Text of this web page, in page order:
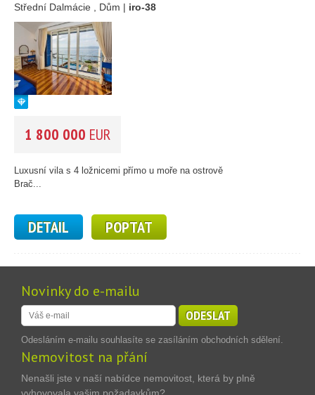
Střední Dalmácie , Dům | iro-38
1 800 000 EUR
Luxusní vila s 4 ložnicemi přímo u moře na ostrově
Brač...
DETAIL POPTAT
Novinky do e-mailu
ODESLAT
Odesláním e-mailu souhlasíte se zasíláním obchodních sdělení.
Nemovitost na přání
Nenašli jste v naší nabídce nemovitost, která by plně